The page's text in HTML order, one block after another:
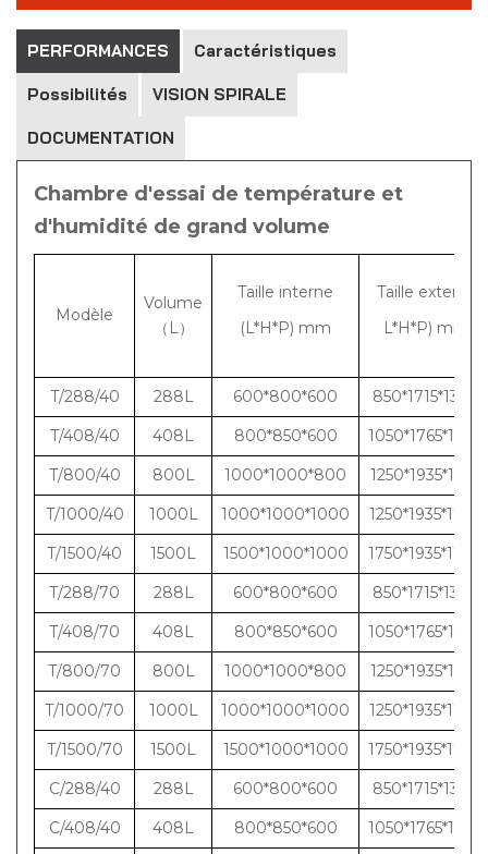
PERFORMANCES Caractéristiques
Possibilités VISION SPIRALE
DOCUMENTATION
Chambre d'essai de température et
d'humidité de grand volume
Modèle
Volume
（L）
Taille interne
(L*H*P) mm
Taille externe
L*H*P) mm
T/288/40 288L 600*800*600
850*1715*1380
T/408/40
408L 800*850*600
1050*1765*1380
T/800/40
800L 1000*1000*800
1250*1935*1580
T/1000/40
1000L 1000*1000*1000
1250*1935*1780
T/1500/40
1500L 1500*1000*1000
1750*1935*1780
T/288/70
288L 600*800*600
850*1715*1380
T/408/70
408L 800*850*600
1050*1765*1380
T/800/70
800L 1000*1000*800
1250*1935*1580
T/1000/70
1000L 1000*1000*1000
1250*1935*1780
T/1500/70
1500L 1500*1000*1000
1750*1935*1780
C/288/40
288L 600*800*600
850*1715*1380
C/408/40
408L 800*850*600 1050*1765*1380